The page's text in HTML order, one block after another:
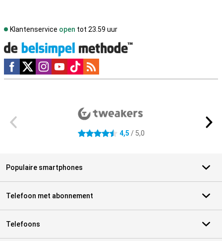
Klantenservice open tot 23.59 uur
Social media
4.5 sterren 4,5 / 5,0
Populaire smartphones
Telefoon met abonnement
Telefoons